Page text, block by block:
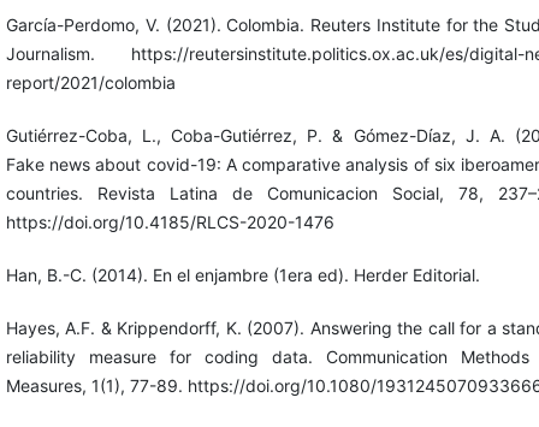
García-Perdomo, V. (2021). Colombia. Reuters Institute for the
Journalism. https://reutersinstitute.politics.ox.ac.uk/es/digital-
report/2021/colombia
Gutiérrez-Coba, L., Coba-Gutiérrez, P. & Gómez-Díaz, J. A.
Fake news about covid-19: A comparative analysis of six
countries. Revista Latina de Comunicacion Social, 78,
https://doi.org/10.4185/RLCS-2020-1476
Han, B.-C. (2014). En el enjambre (1era ed). Herder Editorial.
Hayes, A.F. & Krippendorff, K. (2007). Answering the call for a
reliability measure for coding data. Communication Methods
Measures, 1(1), 77-89. https://doi.org/10.1080/